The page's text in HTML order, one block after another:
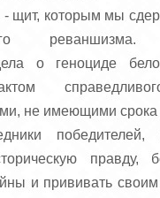
щит, которым мы
реваншизма.
о геноциде
не имеющими срока
победителей,
правду,
и прививать